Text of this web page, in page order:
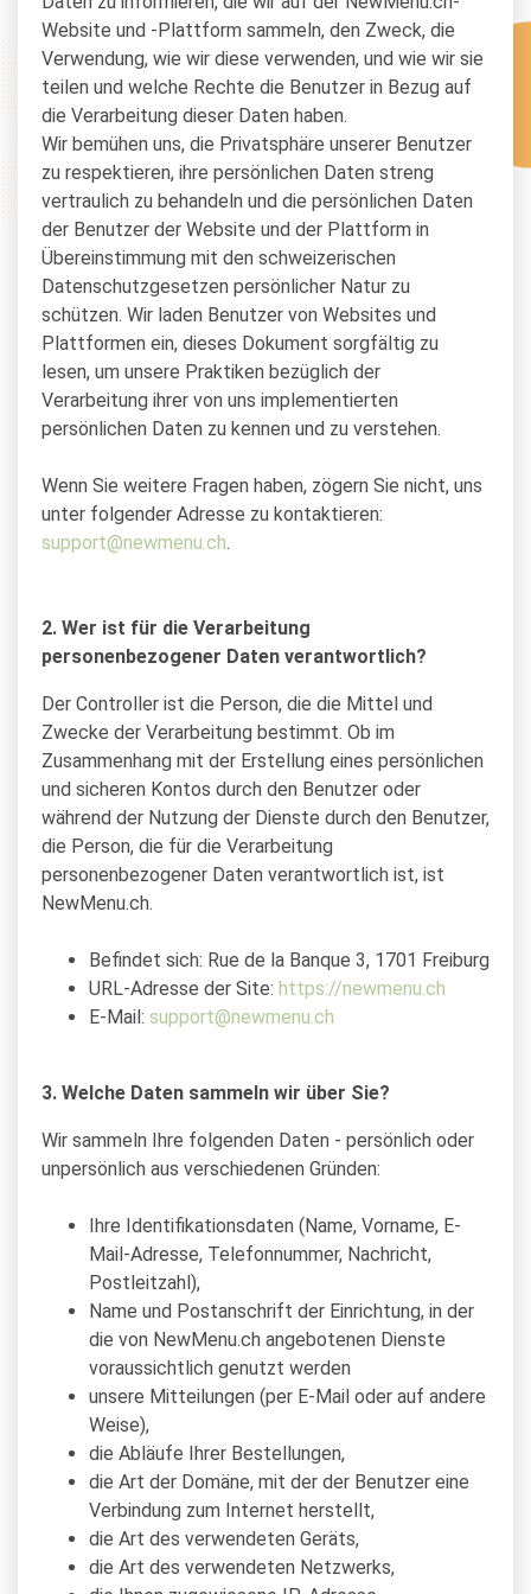
Website und -Plattform sammeln, den Zweck, die
Verwendung, wie wir diese verwenden, und wie wir sie
teilen und welche Rechte die Benutzer in Bezug auf
die Verarbeitung dieser Daten haben.
Wir bemühen uns, die Privatsphäre unserer Benutzer
zu respektieren, ihre persönlichen Daten streng
vertraulich zu behandeln und die persönlichen Daten
der Benutzer der Website und der Plattform in
Übereinstimmung mit den schweizerischen
Datenschutzgesetzen persönlicher Natur zu
schützen. Wir laden Benutzer von Websites und
Plattformen ein, dieses Dokument sorgfältig zu
lesen, um unsere Praktiken bezüglich der
Verarbeitung ihrer von uns implementierten
persönlichen Daten zu kennen und zu verstehen.
Wenn Sie weitere Fragen haben, zögern Sie nicht, uns
unter folgender Adresse zu kontaktieren:
support@newmenu.ch.
2. Wer ist für die Verarbeitung
personenbezogener Daten verantwortlich?
Der Controller ist die Person, die die Mittel und
Zwecke der Verarbeitung bestimmt. Ob im
Zusammenhang mit der Erstellung eines persönlichen
und sicheren Kontos durch den Benutzer oder
während der Nutzung der Dienste durch den Benutzer,
die Person, die für die Verarbeitung
personenbezogener Daten verantwortlich ist, ist
NewMenu.ch.
Befindet sich: Rue de la Banque 3, 1701 Freiburg
URL-Adresse der Site: https://newmenu.ch
E-Mail: support@newmenu.ch
3. Welche Daten sammeln wir über Sie?
Wir sammeln Ihre folgenden Daten - persönlich oder
unpersönlich aus verschiedenen Gründen:
Ihre Identifikationsdaten (Name, Vorname, E-
Mail-Adresse, Telefonnummer, Nachricht,
Postleitzahl),
Name und Postanschrift der Einrichtung, in der
die von NewMenu.ch angebotenen Dienste
voraussichtlich genutzt werden
unsere Mitteilungen (per E-Mail oder auf andere
Weise),
die Abläufe Ihrer Bestellungen,
die Art der Domäne, mit der der Benutzer eine
Verbindung zum Internet herstellt,
die Art des verwendeten Geräts,
die Art des verwendeten Netzwerks,